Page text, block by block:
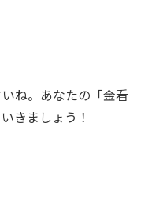
ね。あなたの「金看
きましょう！